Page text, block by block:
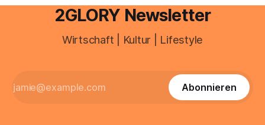
2GLORY Newsletter
Wirtschaft | Kultur | Lifestyle
Abonnieren